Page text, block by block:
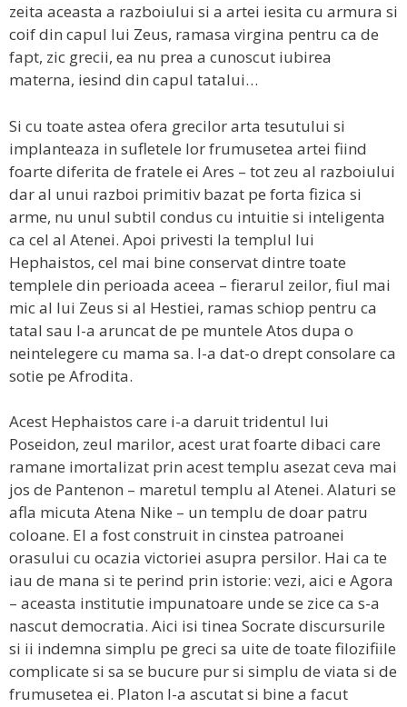
zeita aceasta a razboiului si a artei iesita cu armura si
coif din capul lui Zeus, ramasa virgina pentru ca de
fapt, zic grecii, ea nu prea a cunoscut iubirea
materna, iesind din capul tatalui…
Si cu toate astea ofera grecilor arta tesutului si
implanteaza in sufletele lor frumusetea artei fiind
foarte diferita de fratele ei Ares – tot zeu al razboiului
dar al unui razboi primitiv bazat pe forta fizica si
arme, nu unul subtil condus cu intuitie si inteligenta
ca cel al Atenei. Apoi privesti la templul lui
Hephaistos, cel mai bine conservat dintre toate
templele din perioada aceea – fierarul zeilor, fiul mai
mic al lui Zeus si al Hestiei, ramas schiop pentru ca
tatal sau l-a aruncat de pe muntele Atos dupa o
neintelegere cu mama sa. I-a dat-o drept consolare ca
sotie pe Afrodita.
Acest Hephaistos care i-a daruit tridentul lui
Poseidon, zeul marilor, acest urat foarte dibaci care
ramane imortalizat prin acest templu asezat ceva mai
jos de Pantenon – maretul templu al Atenei. Alaturi se
afla micuta Atena Nike – un templu de doar patru
coloane. El a fost construit in cinstea patroanei
orasului cu ocazia victoriei asupra persilor. Hai ca te
iau de mana si te perind prin istorie: vezi, aici e Agora
– aceasta institutie impunatoare unde se zice ca s-a
nascut democratia. Aici isi tinea Socrate discursurile
si ii indemna simplu pe greci sa uite de toate filozifiile
complicate si sa se bucure pur si simplu de viata si de
frumusetea ei. Platon l-a ascutat si bine a facut